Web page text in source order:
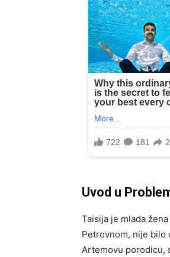
Uvod u
Taisija je mlada
Petrovnom, nije bilo
Artemovu porodicu,